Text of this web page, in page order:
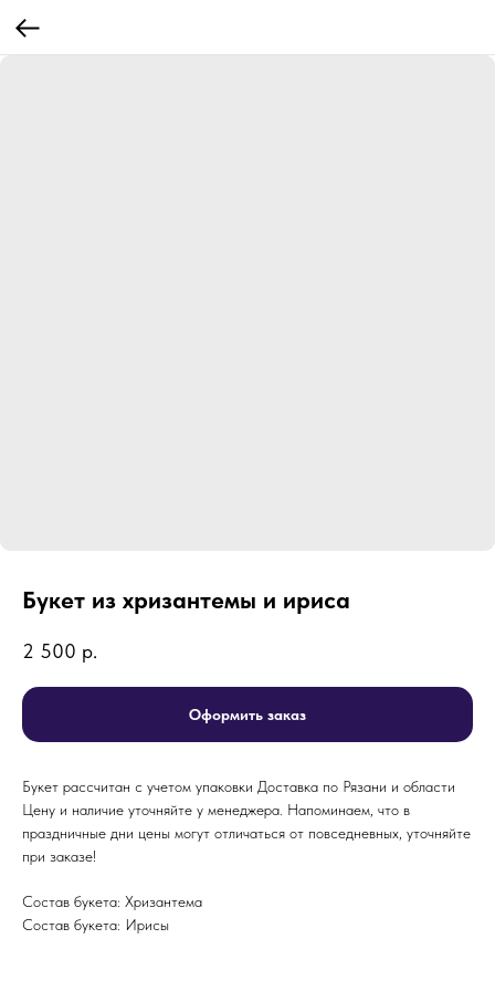
Букет из хризантемы и ириса
2 500 р.
Оформить заказ
Букет рассчитан с учетом упаковки Доставка по Рязани и области
Цену и наличие уточняйте у менеджера. Напоминаем, что в
праздничные дни цены могут отличаться от повседневных, уточняйте
при заказе!
Состав букета: Хризантема
Состав букета: Ирисы